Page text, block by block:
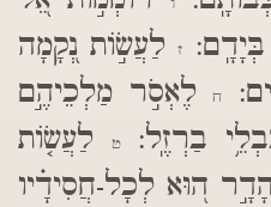
בְּיָדָֽם:
זלַעֲשׂ֣וֹת נְ֭קָמָה
חלֶאְסֹ֣ר מַלְכֵיהֶ֣ם
בַרְזֶֽל:ט
לַעֲשׂ֤וֹת
ה֭וּא לְכָל-חֲסִידָ֗יו